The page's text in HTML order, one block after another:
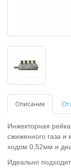
Описание
Инжекторная
сжиженного газа
ходом 0,52мм и
Идеально